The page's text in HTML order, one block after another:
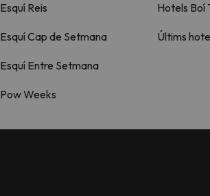
Esquí Reis
Esquí Cap de Setmana
Esquí Entre Setmana
Pow Weeks
Hotels Boí
Últims